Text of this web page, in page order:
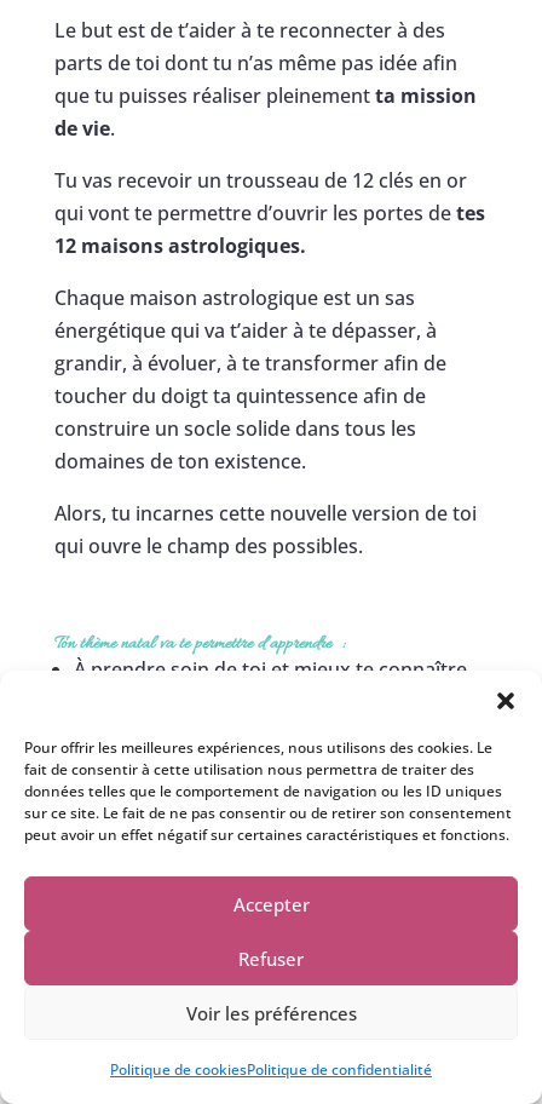
Pour offrir les meilleures expériences, nous utilisons des cookies. Le
fait de consentir à cette utilisation nous permettra de traiter des
données telles que le comportement de navigation ou les ID uniques
sur ce site. Le fait de ne pas consentir ou de retirer son consentement
peut avoir un effet négatif sur certaines caractéristiques et fonctions.
Accepter
Refuser
Voir les préférences
Politique de cookiesPolitique de confidentialité
Le but est de t’aider à te reconnecter à des
parts de toi dont tu n’as même pas idée afin
que tu puisses réaliser pleinementta mission
de vie.
Tu vas recevoir un trousseau de 12 clés en or
qui vont te permettre d’ouvrir les portes detes
12 maisons astrologiques.
Chaque maison astrologique est un sas
énergétique qui va t’aider à te dépasser, à
grandir, à évoluer, à te transformer afin de
toucher du doigt ta quintessence afin de
construire un socle solide dans tous les
domaines de ton existence.
Alors, tu incarnes cette nouvelle version de toi
qui ouvre le champ des possibles.
Ton thème natal va te permettre d’apprendre :
À prendre soin de toi et mieux te connaître,
À accepter tes imperfections, à apprendre à
t’aimer et à mieux entrer en relation avec les
autres,
À donner sens à ta vie en faisant un travail
qui te plait et qui est aligné à ta mission de
vie,
À accepter pleinement ton incarnation,
énergétiqueset intuitives,